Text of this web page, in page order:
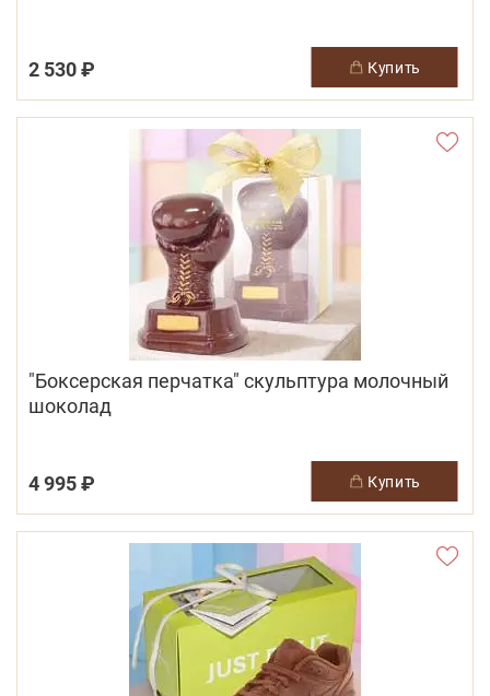
2 530 ₽ купить
"Боксерская перчатка" скульптура молочный
шоколад
4 995 ₽ купить